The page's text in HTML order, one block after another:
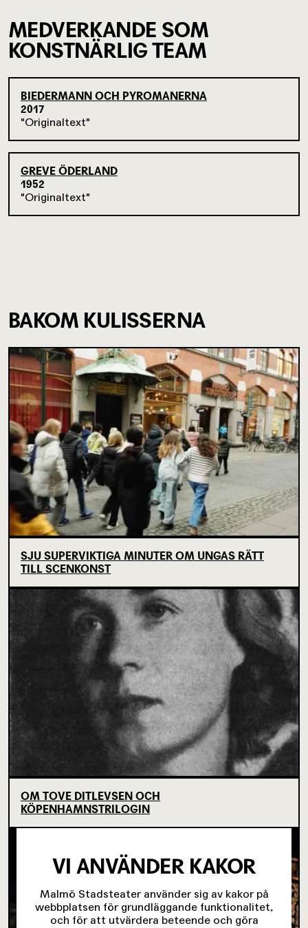
MEDVERKANDE SOM
KONSTNÄRLIG TEAM
BIEDERMANN OCH PYROMANERNA
2017
Originaltext
GREVE ÖDERLAND
1952
Originaltext
BAKOM KULISSERNA
SJU SUPERVIKTIGA MINUTER OM UNGAS RÄTT
TILL SCENKONST
OM TOVE DITLEVSEN OCH
KÖPENHAMNSTRILOGIN
VI ANVÄNDER KAKOR
Malmö Stadsteater använder sig av kakor på
webbplatsen för grundläggande funktionalitet,
och för att utvärdera beteende och göra